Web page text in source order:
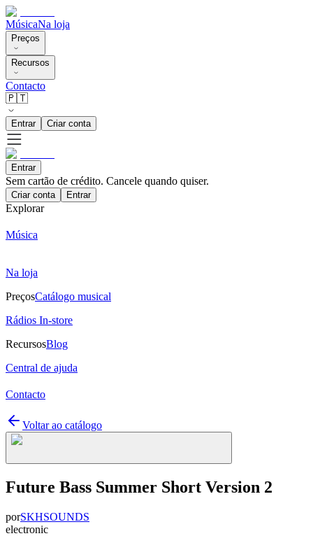
MúsicaNa loja
Preços
Recursos
Contacto
🇵🇹
Entrar Criar conta
Entrar
Sem cartão de crédito. Cancele quando quiser.
Criar conta Entrar
Explorar
Música
Na loja
PreçosCatálogo musical
Rádios In-store
RecursosBlog
Central de ajuda
Contacto
Voltar ao catálogo
Future Bass Summer Short Version 2
porSKHSOUNDS
electronic